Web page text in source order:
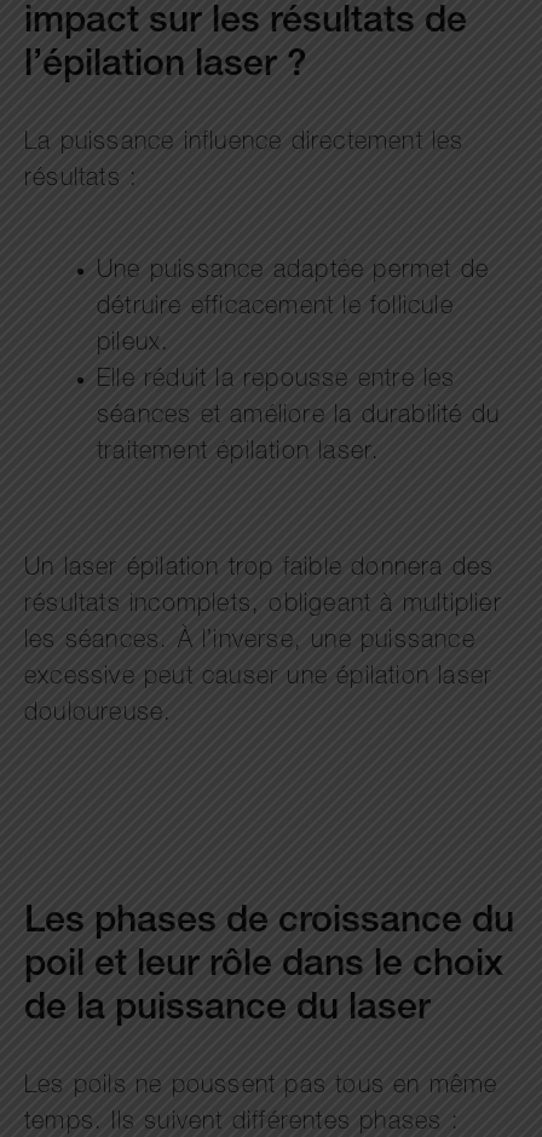
impact sur les résultats de
l’épilation laser ?
La puissance influence directement les
résultats :
Une puissance adaptée permet de
détruire efficacement le follicule
pileux.
Elle réduit la repousse entre les
séances et améliore la durabilité du
traitement épilation laser.
Un laser épilation trop faible donnera des
résultats incomplets, obligeant à multiplier
les séances. À l’inverse, une puissance
excessive peut causer une épilation laser
douloureuse.
Les phases de croissance du
poil et leur rôle dans le choix
de la puissance du laser
Les poils ne poussent pas tous en même
temps. Ils suivent différentes phases :